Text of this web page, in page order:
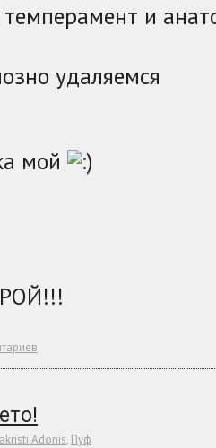
темперамент и
удаляемся
мой
Adonis, Пуф